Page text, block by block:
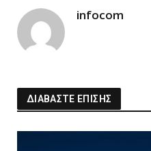
infocom
ΔΙΑΒΑΣΤΕ ΕΠΙΣΗΣ